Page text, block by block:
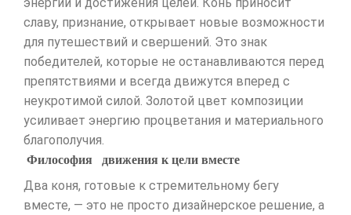
славу, признание, открывает новые возможности
для путешествий и свершений. Это знак
победителей, которые не останавливаются перед
препятствиями и всегда движутся вперед с
неукротимой силой. Золотой цвет композиции
усиливает энергию процветания и материального
благополучия.
Философия движения к цели вместе
Два коня, готовые к стремительному бегу
вместе, — это не просто дизайнерское решение, а